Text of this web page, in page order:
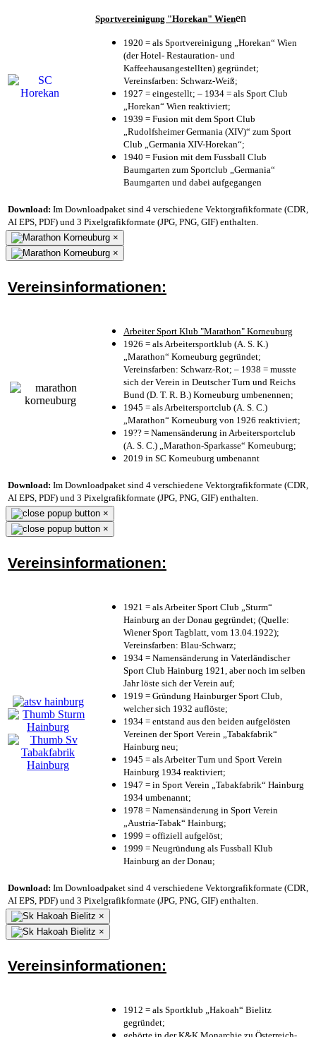
Sportvereinigung "Horekan" Wienen
1920 = als Sportvereinigung „Horekan“ Wien
(der Hotel- Restauration- und
Kaffeehausangestellten) gegründet;
Vereinsfarben: Schwarz-Weiß;
1927 = eingestellt; – 1934 = als Sport Club
„Horekan“ Wien reaktiviert;
1939 = Fusion mit dem Sport Club
„Rudolfsheimer Germania (XIV)“ zum Sport
Club „Germania XIV-Horekan“;
1940 = Fusion mit dem Fussball Club
Baumgarten zum Sportclub „Germania“
Baumgarten und dabei aufgegangen
Download: Im Downloadpaket sind 4 verschiedene Vektorgrafikformate (CDR,
AI EPS, PDF) und 3 Pixelgrafikformate (JPG, PNG, GIF) enthalten.
×
×
Vereinsinformationen:
Arbeiter Sport Klub "Marathon" Korneuburg
1926 = als Arbeitersportklub (A. S. K.)
„Marathon“ Korneuburg gegründet;
Vereinsfarben: Schwarz-Rot; – 1938 = musste
sich der Verein in Deutscher Turn und Reichs
Bund (D. T. R. B.) Korneuburg umbenennen;
1945 = als Arbeitersportclub (A. S. C.)
„Marathon“ Korneuburg von 1926 reaktiviert;
19?? = Namensänderung in Arbeitersportclub
(A. S. C.) „Marathon-Sparkasse“ Korneuburg;
2019 in SC Korneuburg umbenannt
Download: Im Downloadpaket sind 4 verschiedene Vektorgrafikformate (CDR,
AI EPS, PDF) und 3 Pixelgrafikformate (JPG, PNG, GIF) enthalten.
×
×
Vereinsinformationen:
1921 = als Arbeiter Sport Club „Sturm“
Hainburg an der Donau gegründet; (Quelle:
Wiener Sport Tagblatt, vom 13.04.1922);
Vereinsfarben: Blau-Schwarz;
1934 = Namensänderung in Vaterländischer
Sport Club Hainburg 1921, aber noch im selben
Jahr löste sich der Verein auf;
1919 = Gründung Hainburger Sport Club,
welcher sich 1932 auflöste;
1934 = entstand aus den beiden aufgelösten
Vereinen der Sport Verein „Tabakfabrik“
Hainburg neu;
1945 = als Arbeiter Turn und Sport Verein
Hainburg 1934 reaktiviert;
1947 = in Sport Verein „Tabakfabrik“ Hainburg
1934 umbenannt;
1978 = Namensänderung in Sport Verein
„Austria-Tabak“ Hainburg;
1999 = offiziell aufgelöst;
1999 = Neugründung als Fussball Klub
Hainburg an der Donau;
Download: Im Downloadpaket sind 4 verschiedene Vektorgrafikformate (CDR,
AI EPS, PDF) und 3 Pixelgrafikformate (JPG, PNG, GIF) enthalten.
×
×
Vereinsinformationen:
1912 = als Sportklub „Hakoah“ Bielitz
gegründet;